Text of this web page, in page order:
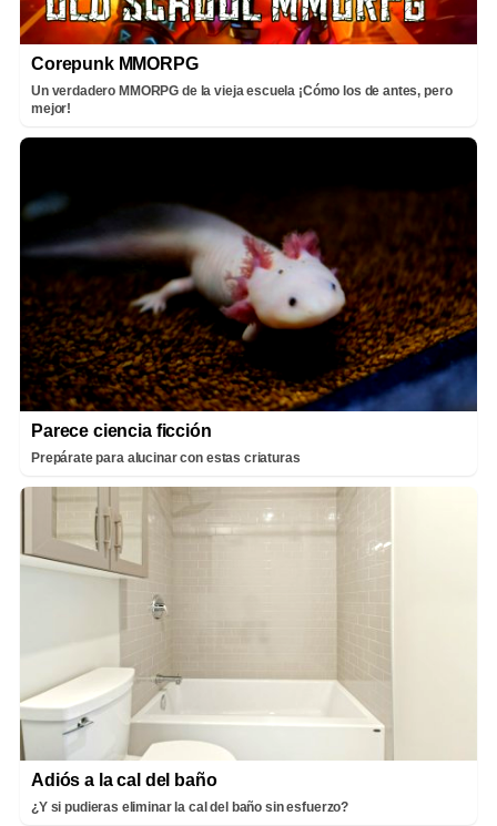
Corepunk MMORPG
Un verdadero MMORPG de la vieja escuela ¡Cómo los de antes, pero
mejor!
Parece ciencia ficción
Prepárate para alucinar con estas criaturas
Adiós a la cal del baño
¿Y si pudieras eliminar la cal del baño sin esfuerzo?